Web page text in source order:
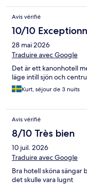
Avis vérifié
10/10
28 mai 2026
Traduire avec Google
Det är ett kanonhotell
läge intill sjön och
Kurt, séjour de 3 nuits
Avis vérifié
8/10 Très bien
10 juil. 2026
Traduire avec Google
Bra hotell sköna
det skulle vara lugnt